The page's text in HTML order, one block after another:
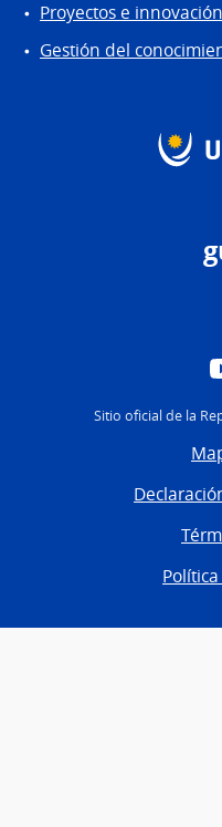
Proyectos e innovación
Gestión del
Sitio oficial de la